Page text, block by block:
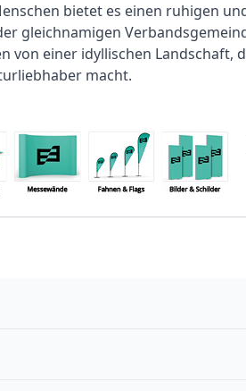
bietet es einen ruhigen
gleichnamigen
von einer idyllischen Landschaft,
macht.